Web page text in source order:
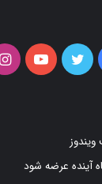
فیس توییتر یوتیوب